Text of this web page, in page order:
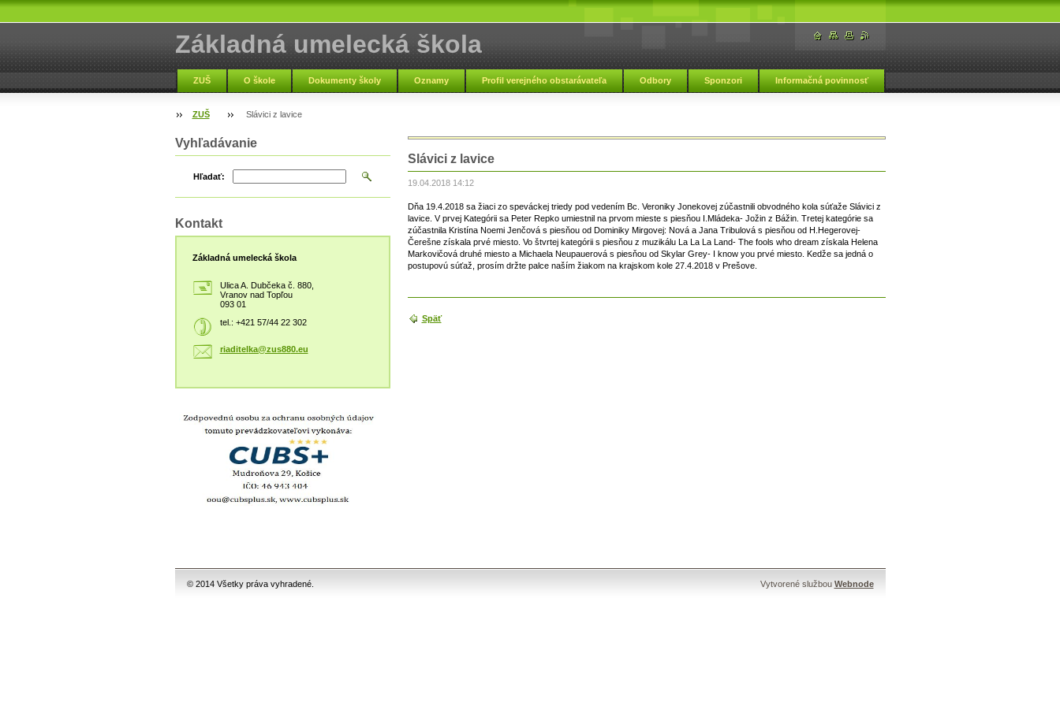
Základná umelecká škola
Vranov nad Topľou
ZUŠ O škole Dokumenty školy Oznamy Profil verejného obstarávateľa Odbory Sponzori Informačná povinnosť
ZUŠ Slávici z lavice
Slávici z lavice
19.04.2018 14:12
Dňa 19.4.2018 sa žiaci zo speváckej triedy pod vedením Bc. Veroniky Jonekovej zúčastnili obvodného kola súťaže Slávici z
lavice. V prvej Kategórii sa Peter Repko umiestnil na prvom mieste s piesňou I.Mládeka- Jožin z Bážin. Tretej kategórie sa
zúčastnila Kristína Noemi Jenčová s piesňou od Dominiky Mirgovej: Nová a Jana Tribulová s piesňou od H.Hegerovej-
Čerešne získala prvé miesto. Vo štvrtej kategórii s piesňou z muzikálu La La La Land- The fools who dream získala Helena
Markovičová druhé miesto a Michaela Neupauerová s piesňou od Skylar Grey- I know you prvé miesto. Kedže sa jedná o
postupovú súťaž, prosím držte palce naším žiakom na krajskom kole 27.4.2018 v Prešove.
Späť
Vyhľadávanie
Hľadať:
Kontakt
Základná umelecká škola
Ulica A. Dubčeka č. 880,
Vranov nad Topľou
093 01
tel.: +421 57/44 22 302
riaditelka@zus880.eu
© 2014 Všetky práva vyhradené. Vytvorené službou Webnode